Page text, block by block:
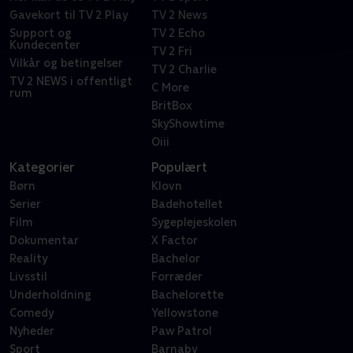
Gavekort til TV 2 Play
Support og
Kundecenter
Vilkår og betingelser
TV 2 NEWS i offentligt
rum
TV 2 News
TV 2 Echo
TV 2 Fri
TV 2 Charlie
C More
BritBox
SkyShowtime
Oiii
Kategorier
Børn
Serier
Film
Dokumentar
Reality
Livsstil
Underholdning
Comedy
Nyheder
Sport
Populært
Klovn
Badehotellet
Sygeplejeskolen
X Factor
Bachelor
Forræder
Bachelorette
Yellowstone
Paw Patrol
Barnaby